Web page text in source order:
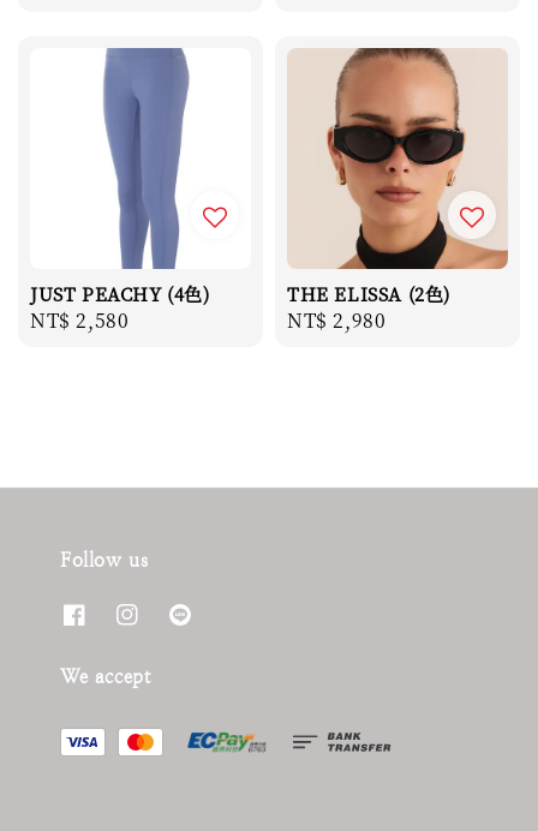
JUST PEACHY (4色)
Regular
NT$ 2,580
THE ELISSA (2色)
Regular
NT$ 2,980
Follow us
We accept